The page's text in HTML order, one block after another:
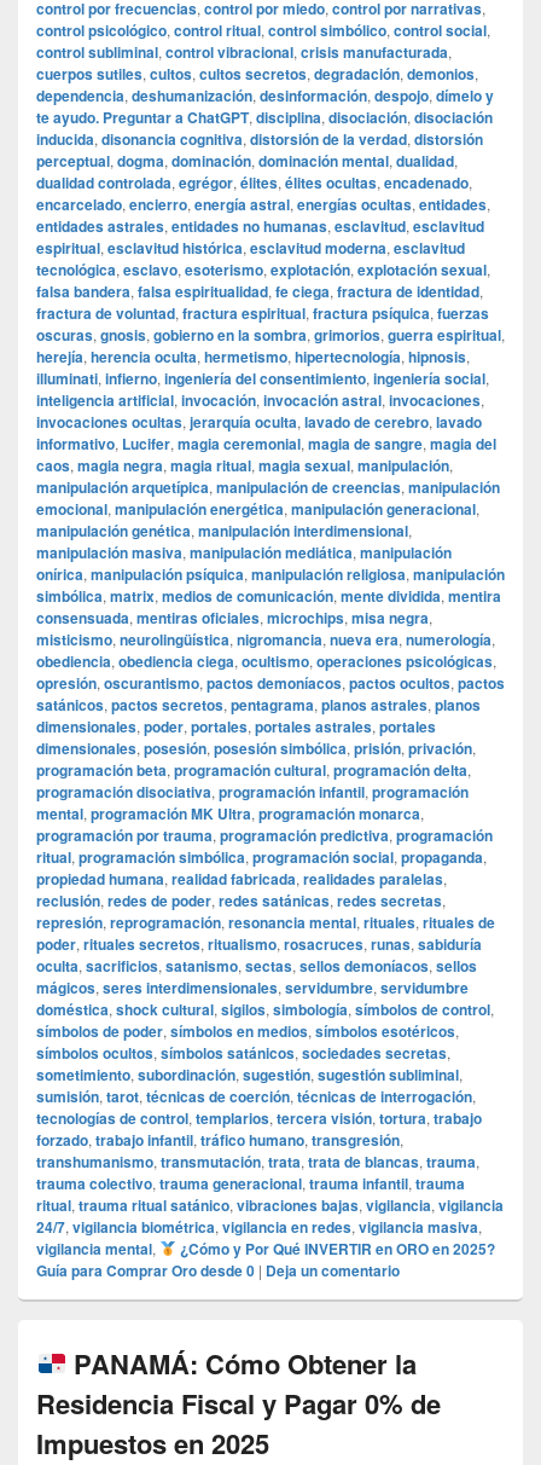
control por frecuencias, control por miedo, control por narrativas,
control psicológico, control ritual, control simbólico, control social,
control subliminal, control vibracional, crisis manufacturada,
cuerpos sutiles, cultos, cultos secretos, degradación, demonios,
dependencia, deshumanización, desinformación, despojo, dímelo y
te ayudo. Preguntar a ChatGPT, disciplina, disociación, disociación
inducida, disonancia cognitiva, distorsión de la verdad, distorsión
perceptual, dogma, dominación, dominación mental, dualidad,
dualidad controlada, egrégor, élites, élites ocultas, encadenado,
encarcelado, encierro, energía astral, energías ocultas, entidades,
entidades astrales, entidades no humanas, esclavitud, esclavitud
espiritual, esclavitud histórica, esclavitud moderna, esclavitud
tecnológica, esclavo, esoterismo, explotación, explotación sexual,
falsa bandera, falsa espiritualidad, fe ciega, fractura de identidad,
fractura de voluntad, fractura espiritual, fractura psíquica, fuerzas
oscuras, gnosis, gobierno en la sombra, grimorios, guerra espiritual,
herejía, herencia oculta, hermetismo, hipertecnología, hipnosis,
illuminati, infierno, ingeniería del consentimiento, ingeniería social,
inteligencia artificial, invocación, invocación astral, invocaciones,
invocaciones ocultas, jerarquía oculta, lavado de cerebro, lavado
informativo, Lucifer, magia ceremonial, magia de sangre, magia del
caos, magia negra, magia ritual, magia sexual, manipulación,
manipulación arquetípica, manipulación de creencias, manipulación
emocional, manipulación energética, manipulación generacional,
manipulación genética, manipulación interdimensional,
manipulación masiva, manipulación mediática, manipulación
onírica, manipulación psíquica, manipulación religiosa, manipulación
simbólica, matrix, medios de comunicación, mente dividida, mentira
consensuada, mentiras oficiales, microchips, misa negra,
misticismo, neurolingüística, nigromancia, nueva era, numerología,
obediencia, obediencia ciega, ocultismo, operaciones psicológicas,
opresión, oscurantismo, pactos demoníacos, pactos ocultos, pactos
satánicos, pactos secretos, pentagrama, planos astrales, planos
dimensionales, poder, portales, portales astrales, portales
dimensionales, posesión, posesión simbólica, prisión, privación,
programación beta, programación cultural, programación delta,
programación disociativa, programación infantil, programación
mental, programación MK Ultra, programación monarca,
programación por trauma, programación predictiva, programación
ritual, programación simbólica, programación social, propaganda,
propiedad humana, realidad fabricada, realidades paralelas,
reclusión, redes de poder, redes satánicas, redes secretas,
represión, reprogramación, resonancia mental, rituales, rituales de
poder, rituales secretos, ritualismo, rosacruces, runas, sabiduría
oculta, sacrificios, satanismo, sectas, sellos demoníacos, sellos
mágicos, seres interdimensionales, servidumbre, servidumbre
doméstica, shock cultural, sigilos, simbología, símbolos de control,
símbolos de poder, símbolos en medios, símbolos esotéricos,
símbolos ocultos, símbolos satánicos, sociedades secretas,
sometimiento, subordinación, sugestión, sugestión subliminal,
sumisión, tarot, técnicas de coerción, técnicas de interrogación,
tecnologías de control, templarios, tercera visión, tortura, trabajo
forzado, trabajo infantil, tráfico humano, transgresión,
transhumanismo, transmutación, trata, trata de blancas, trauma,
trauma colectivo, trauma generacional, trauma infantil, trauma
ritual, trauma ritual satánico, vibraciones bajas, vigilancia, vigilancia
24/7, vigilancia biométrica, vigilancia en redes, vigilancia masiva,
vigilancia mental,
¿Cómo y Por Qué INVERTIR en ORO en 2025?
Guía para Comprar Oro desde 0 | Deja un comentario
PANAMÁ: Cómo Obtener la
Residencia Fiscal y Pagar 0% de
Impuestos en 2025